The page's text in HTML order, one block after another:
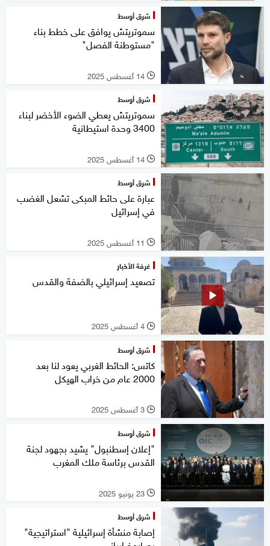
شرق أوسط
سموتريتش يوافق على خطط بناء
"مستوطنة الفصل"
l 14 أغسطس 2025
شرق أوسط
سموتريتش يعطي الضوء الأخضر لبناء
3400 وحدة استيطانية
l 14 أغسطس 2025
شرق أوسط
عبارة على حائط المبكى تشعل الغضب
في إسرائيل
l 11 أغسطس 2025
غرفة الأخبار
تصعيد إسرائيلي بالضفة والقدس
l 4 أغسطس 2025
شرق أوسط
كاتس: الحائط الغربي يعود لنا بعد
2000 عام من خراب الهيكل
l 3 أغسطس 2025
شرق أوسط
"إعلان إسطنبول" يشيد بجهود لجنة
القدس برئاسة ملك المغرب
l 23 يونيو 2025
شرق أوسط
إصابة منشأة إسرائيلية "استراتيجية"